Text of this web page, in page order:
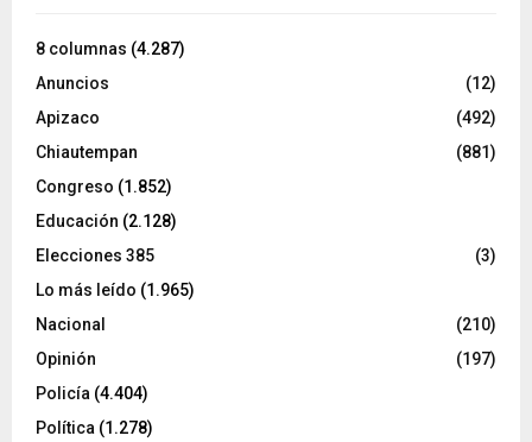
8 columnas (4.287)
Anuncios
(12)
Apizaco
(492)
Chiautempan
(881)
Congreso (1.852)
Educación (2.128)
Elecciones 385
(3)
Lo más leído (1.965)
Nacional
(210)
Opinión
(197)
Policía (4.404)
Política (1.278)